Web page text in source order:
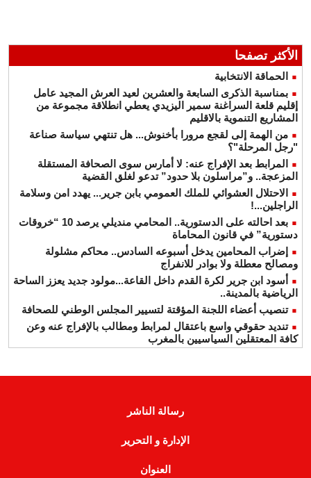
الأكثر تصفحا
الحماقة الانتخابية
بمناسبة الذكرى السابعة والعشرين لعيد العرش المجيد عامل
إقليم قلعة السراغنة سمير اليزيدي يعطي انطلاقة مجموعة من
المشاريع التنموية بالاقليم
من الهمة إلى لقجع مرورا بأخنوش... هل تنتهي سياسة صناعة
"رجل المرحلة"؟
المرابط بعد الإفراج عنه: لا أمارس سوى الصحافة المستقلة
المزعجة.. و”مراسلون بلا حدود” تدعو لغلق القضية
الاحتلال العشوائي للملك العمومي بابن جرير... يهدد امن وسلامة
الراجلين...!
بعد احالته على الدستورية.. المحامي منديلي يرصد 10 “خروقات
دستورية” في قانون المحاماة
إضراب المحامين يدخل أسبوعه السادس.. محاكم مشلولة
ومصالح معطلة ولا بوادر للانفراج
أسود ابن جرير لكرة القدم داخل القاعة...مولود جديد يعزز الساحة
الرياضية بالمدينة..
تنصيب أعضاء اللجنة المؤقتة لتسيير المجلس الوطني للصحافة
تنديد حقوقي واسع باعتقال لمرابط ومطالب بالإفراج عنه وعن
كافة المعتقلين السياسيين بالمغرب
رسالة الناشر
الإدارة و التحرير
العنوان